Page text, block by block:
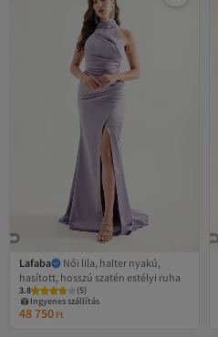
Lafaba
Női lila, halter nyakú,
hasított, hosszú szatén estélyi ruha
3.8 (5)
Legalacsonyabb (30 nap)
Ingyenes szállítás
Legalacsonyabb (30 nap)
48 750 Ft